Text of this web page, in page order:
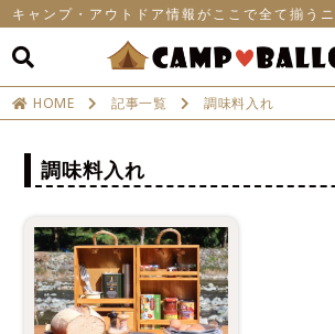
キャンプ・アウトドア情報がここで全て揃う
HOME 記事一覧 調味料入れ
調味料入れ